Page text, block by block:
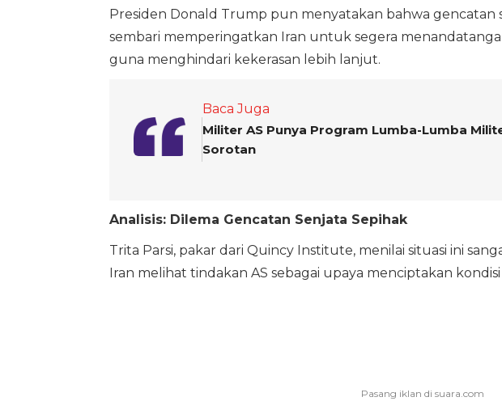
Presiden Donald Trump pun menyatakan bahwa gencatan
sembari memperingatkan Iran untuk segera
guna menghindari kekerasan lebih lanjut.
Baca Juga
Militer AS Punya Program Lumba-Lumba
Sorotan
Analisis: Dilema Gencatan Senjata Sepihak
Trita Parsi, pakar dari Quincy Institute, menilai situasi ini
Iran melihat tindakan AS sebagai upaya menciptakan